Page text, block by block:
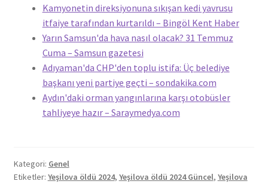
Kamyonetin direksiyonuna sıkışan kedi yavrusu
itfaiye tarafından kurtarıldı – Bingöl Kent Haber
Yarın Samsun'da hava nasıl olacak? 31 Temmuz
Cuma – Samsun gazetesi
Adıyaman'da CHP'den toplu istifa: Üç belediye
başkanı yeni partiye geçti – sondakika.com
Aydın'daki orman yangınlarına karşı otobüsler
tahliyeye hazır – Saraymedya.com
Kategori: Genel
Etiketler: Yeşilova öldü 2024, Yeşilova öldü 2024 Güncel, Yeşilova